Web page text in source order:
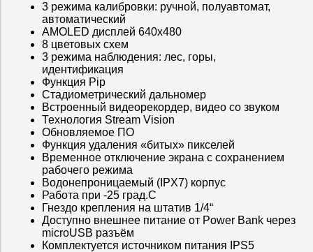
3 режима калибровки: ручной, полуавтомат,
автоматический
AMOLED дисплей 640x480
8 цветовых схем
3 режима наблюдения: лес, горы,
идентификация
Функция Pip
Стадиометрический дальномер
Встроенный видеорекордер, видео со звуком
Технология Stream Vision
Обновляемое ПО
Функция удаления «битых» пикселей
Временное отключение экрана с сохранением
рабочего режима
Водонепроницаемый (IPX7) корпус
Работа при -25 град.C
Гнездо крепления на штатив 1/4“
Доступно внешнее питание от Power Bank через
microUSB разъём
Комплектуется источником питания IPS5